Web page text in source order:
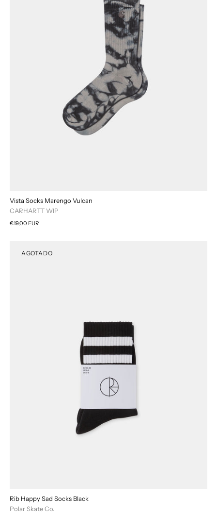
Vista Socks Marengo Vulcan
CARHARTT WIP
€19,00 EUR
AGOTADO
Rib Happy Sad Socks Black
Polar Skate Co.